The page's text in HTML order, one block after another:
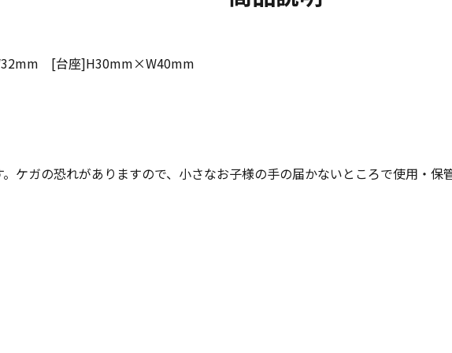
[台座]H30mm×W40mm
ケガの恐れがありますので、小さなお子様の手の届かないところで使用・保